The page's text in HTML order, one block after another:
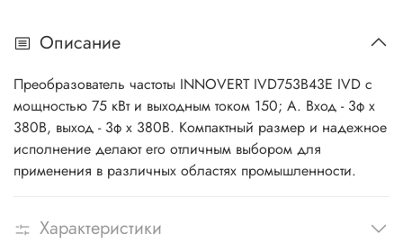
Описание
Преобразователь частоты INNOVERT IVD753B43E IVD с
мощностью 75 кВт и выходным током 150; А. Вход - 3ф x
380В, выход - 3ф х 380В. Компактный размер и надежное
исполнение делают его отличным выбором для
применения в различных областях промышленности.
Характеристики